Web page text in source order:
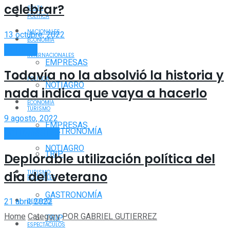
POLÍTICA
ECONOMÍA
EMPRESAS
NOTIAGRO
TURISMO
GASTRONOMÍA
TRIP
POLICIALES
DEPORTES
ESPECTÁCULOS
SALTA
NACIONALES
INTERNACIONALES
POLÍTICA
ECONOMÍA
EMPRESAS
NOTIAGRO
TURISMO
GASTRONOMÍA
TRIP
celebrar?
13 octubre, 2022
Todavía no la absolvió la historia y
nada indica que vaya a hacerlo
9 agosto, 2022
Deplorable utilización política del
día del veterano
21 abril, 2022
HomeCategoryPOR GABRIEL GUTIERREZ